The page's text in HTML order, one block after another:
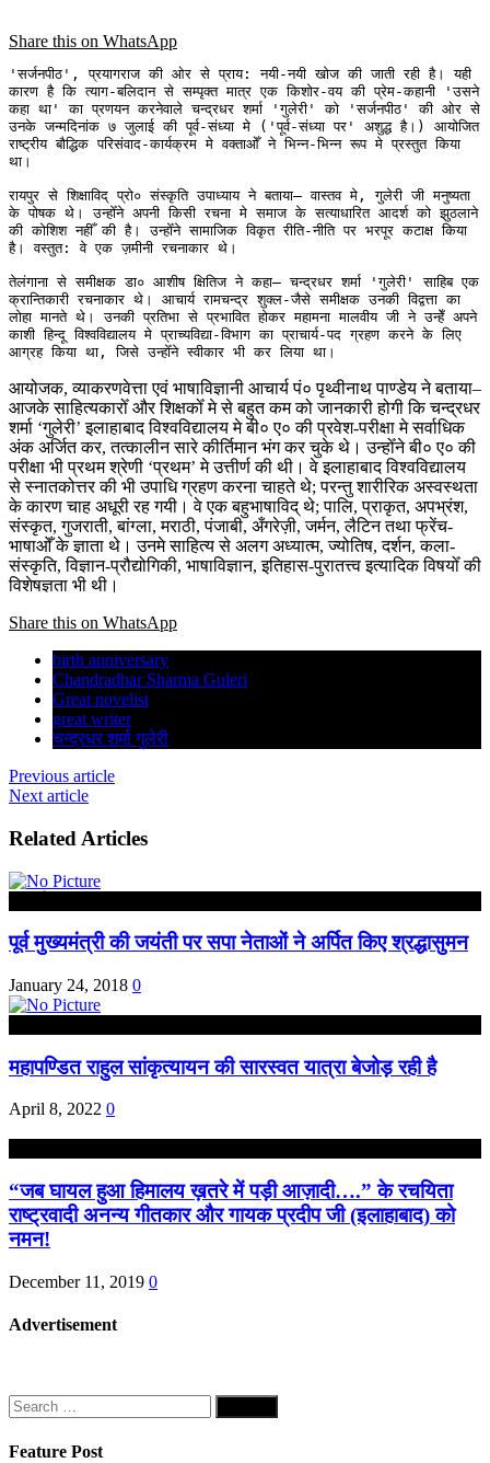
Share this on WhatsApp
'सर्जनपीठ', प्रयागराज की ओर से प्राय: नयी-नयी खोज की जाती रही है। यही
कारण है कि त्याग-बलिदान से सम्पृक्त मात्र एक किशोर-वय की प्रेम-कहानी 'उसने
कहा था' का प्रणयन करनेवाले चन्द्रधर शर्मा 'गुलेरी' को 'सर्जनपीठ' की ओर से
उनके जन्मदिनांक ७ जुलाई की पूर्व-संध्या मे ('पूर्व-संध्या पर' अशुद्ध है।) आयोजित
राष्ट्रीय बौद्धिक परिसंवाद-कार्यक्रम मे वक्ताओँ ने भिन्न-भिन्न रूप मे प्रस्तुत किया
था।
रायपुर से शिक्षाविद् प्रो० संस्कृति उपाध्याय ने बताया– वास्तव मे, गुलेरी जी मनुष्यता
के पोषक थे। उन्होँने अपनी किसी रचना मे समाज के सत्याधारित आदर्श को झुठलाने
की कोशिश नहीँ की है। उन्होँने सामाजिक विकृत रीति-नीति पर भरपूर कटाक्ष किया
है। वस्तुत: वे एक ज़मीनी रचनाकार थे।
तेलंगाना से समीक्षक डा० आशीष क्षितिज ने कहा– चन्द्रधर शर्मा 'गुलेरी' साहिब एक
क्रान्तिकारी रचनाकार थे। आचार्य रामचन्द्र शुक्ल-जैसे समीक्षक उनकी विद्वत्ता का
लोहा मानते थे। उनकी प्रतिभा से प्रभावित होकर महामना मालवीय जी ने उन्हेँ अपने
काशी हिन्दू विश्वविद्यालय मे प्राच्यविद्या-विभाग का प्राचार्य-पद ग्रहण करने के लिए
आग्रह किया था, जिसे उन्होँने स्वीकार भी कर लिया था।
आयोजक, व्याकरणवेत्ता एवं भाषाविज्ञानी आचार्य पं० पृथ्वीनाथ पाण्डेय ने बताया–
आजके साहित्यकारोँ और शिक्षकोँ मे से बहुत कम को जानकारी होगी कि चन्द्रधर
शर्मा ‘गुलेरी’ इलाहाबाद विश्वविद्यालय मे बी० ए० की प्रवेश-परीक्षा मे सर्वाधिक
अंक अर्जित कर, तत्कालीन सारे कीर्तिमान भंग कर चुके थे। उन्होँने बी० ए० की
परीक्षा भी प्रथम श्रेणी ‘प्रथम’ मे उत्तीर्ण की थी। वे इलाहाबाद विश्वविद्यालय
से स्नातकोत्तर की भी उपाधि ग्रहण करना चाहते थे; परन्तु शारीरिक अस्वस्थता
के कारण चाह अधूरी रह गयी। वे एक बहुभाषाविद् थे; पालि, प्राकृत, अपभ्रंश,
संस्कृत, गुजराती, बांग्ला, मराठी, पंजाबी, अँगरेज़ी, जर्मन, लैटिन तथा फ्रेंच-
भाषाओँ के ज्ञाता थे। उनमे साहित्य से अलग अध्यात्म, ज्योतिष, दर्शन, कला-
संस्कृति, विज्ञान-प्रौद्योगिकी, भाषाविज्ञान, इतिहास-पुरातत्त्व इत्यादिक विषयोँ की
विशेषज्ञता भी थी।
Share this on WhatsApp
birth anniversary
Chandradhar Sharma Guleri
Great novelist
great writer
चन्द्रधर शर्मा गुलेरी
Previous article
Next article
Related Articles
पूर्व मुख्यमंत्री की जयंती पर सपा नेताओं ने अर्पित किए श्रद्धासुमन
January 24, 2018 0
महापण्डित राहुल सांकृत्यायन की सारस्वत यात्रा बेजोड़ रही है
April 8, 2022 0
“जब घायल हुआ हिमालय ख़तरे में पड़ी आज़ादी….” के रचयिता
राष्ट्रवादी अनन्य गीतकार और गायक प्रदीप जी (इलाहाबाद) को
नमन!
December 11, 2019 0
Advertisement
Search
for:
Feature Post